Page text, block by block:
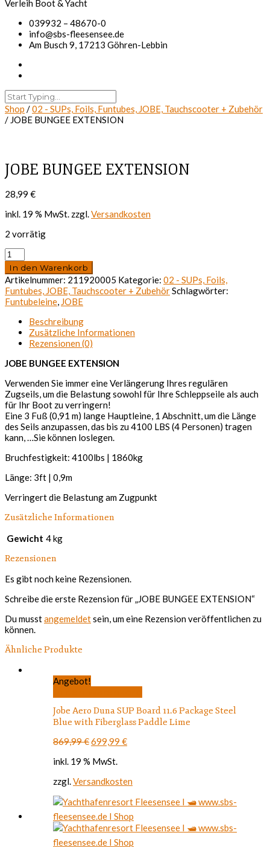
039932 – 48670-0
info@sbs-fleesensee.de
Am Busch 9, 17213 Göhren-Lebbin
Shop /02 - SUPs, Foils, Funtubes, JOBE, Tauchscooter + Zubehör
/ JOBE BUNGEE EXTENSION
JOBE BUNGEE EXTENSION
28,99 €
inkl. 19 % MwSt. zzgl.Versandkosten
2 vorrätig
JOBE
BUNGEE
EXTENSION
Menge
In den Warenkorb
Artikelnummer: 211920005 Kategorie: 02 - SUPs, Foils,
Funtubes, JOBE, Tauchscooter + ZubehörSchlagwörter:
Funtubeleine, JOBE
Beschreibung
Zusätzliche Informationen
Rezensionen (0)
JOBE BUNGEE EXTENSION
Verwenden Sie immer eine Verlängerung Ihres regulären
Zugseils, um die Belastung sowohl für Ihre Schleppseile als auch
für Ihr Boot zu verringern!
Eine 3 Fuß (0,91 m) lange Hauptleine, 1 Abschnitt, um die Länge
des Seils anzupassen, das bis zu 4100 LBS (4 Personen) tragen
kann, …Sie können loslegen.
Bruchfestigkeit: 4100lbs | 1860kg
Länge: 3ft | 0,9m
Verringert die Belastung am Zugpunkt
Zusätzliche Informationen
Gewicht 4 kg
Rezensionen
Es gibt noch keine Rezensionen.
Schreibe die erste Rezension für „JOBE BUNGEE EXTENSION“
Du musstangemeldetsein, um eine Rezension veröffentlichen zu
können.
Ähnliche Produkte
Angebot!
Jobe Aero Duna SUP Board 11.6 Package Steel
Blue with Fiberglass Paddle Lime
869,99€Ursprünglicher
war:
699,99 €Aktueller
inkl. 19 % MwSt.
zzgl.Versandkosten